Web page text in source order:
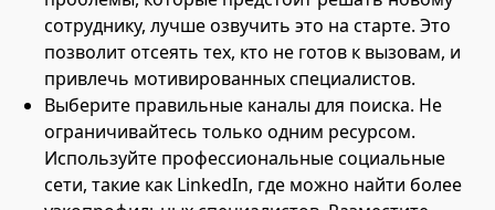
сотруднику, лучше озвучить это на старте. Это
позволит отсеять тех, кто не готов к вызовам, и
привлечь мотивированных специалистов.
Выберите правильные каналы для поиска. Не
ограничивайтесь только одним ресурсом.
Используйте профессиональные социальные
сети, такие как LinkedIn, где можно найти более